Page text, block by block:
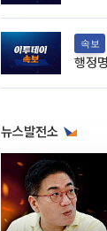
속보
행정
뉴스발전소